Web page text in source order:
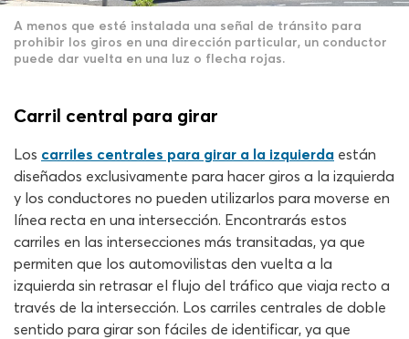
A menos que esté instalada una señal de tránsito para
prohibir los giros en una dirección particular, un conductor
puede dar vuelta en una luz o flecha rojas.
Carril central para girar
Los carriles centrales para girar a la izquierda están
diseñados exclusivamente para hacer giros a la izquierda
y los conductores no pueden utilizarlos para moverse en
línea recta en una intersección. Encontrarás estos
carriles en las intersecciones más transitadas, ya que
permiten que los automovilistas den vuelta a la
izquierda sin retrasar el flujo del tráfico que viaja recto a
través de la intersección. Los carriles centrales de doble
sentido para girar son fáciles de identificar, ya que